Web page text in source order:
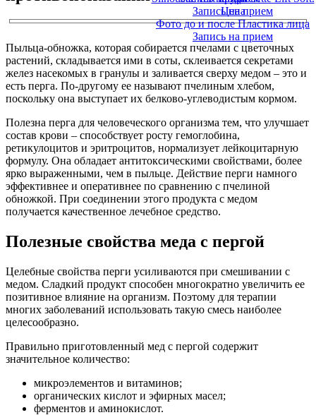
Цена
Фото до и после Пластика лица
Запись на прием
Запись на прием
Пыльца-обножка, которая собирается пчелами с цветочных
растений, складывается ими в соты, склеивается секретами
желез насекомых в гранулы и заливается сверху медом – это и
есть перга. По-другому ее называют пчелиным хлебом,
поскольку она выступает их белково-углеводистым кормом.
Полезна перга для человеческого организма тем, что улучшает
состав крови – способствует росту гемоглобина,
ретикулоцитов и эритроцитов, нормализует лейкоцитарную
формулу. Она обладает антитоксическими свойствами, более
ярко выраженными, чем в пыльце. Действие перги намного
эффективнее и оперативнее по сравнению с пчелиной
обножкой. При соединении этого продукта с медом
получается качественное лечебное средство.
Полезные свойства меда с пергой
Целебные свойства перги усиливаются при смешивании с
медом. Сладкий продукт способен многократно увеличить ее
позитивное влияние на организм. Поэтому для терапии
многих заболеваний использовать такую смесь наиболее
целесообразно.
Правильно приготовленный мед с пергой содержит
значительное количество:
микроэлементов и витаминов;
органических кислот и эфирных масел;
ферментов и аминокислот.